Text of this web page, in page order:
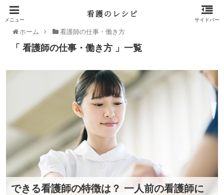
ホーム 看護師の仕事・働き方
「 看護師の仕事・働き方 」一覧
できる看護師の特徴は？ 一人前の看護師に